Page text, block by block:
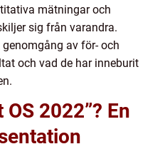
mätningar och
sig från varandra.
av för- och
och vad de har inneburit
2022”? En